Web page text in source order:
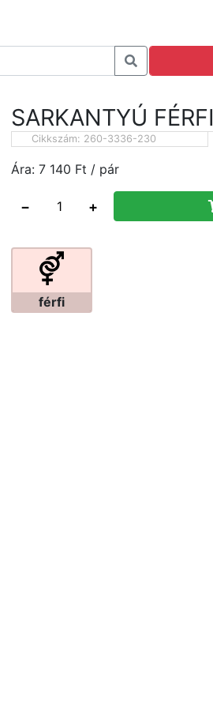
SARKANTYÚ FÉRFI
Cikkszám: 260-3336-230
Ára: 7 140 Ft / pár
− +
férfi